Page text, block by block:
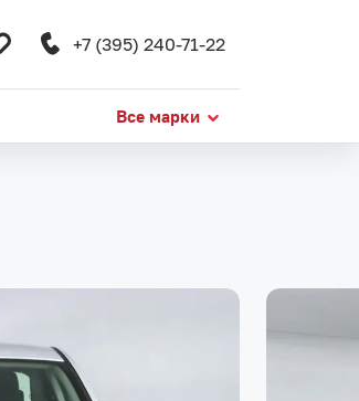
+7 (395) 240-71-22
Все марки